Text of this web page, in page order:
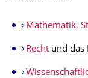
Mathematik,
Rechtund das